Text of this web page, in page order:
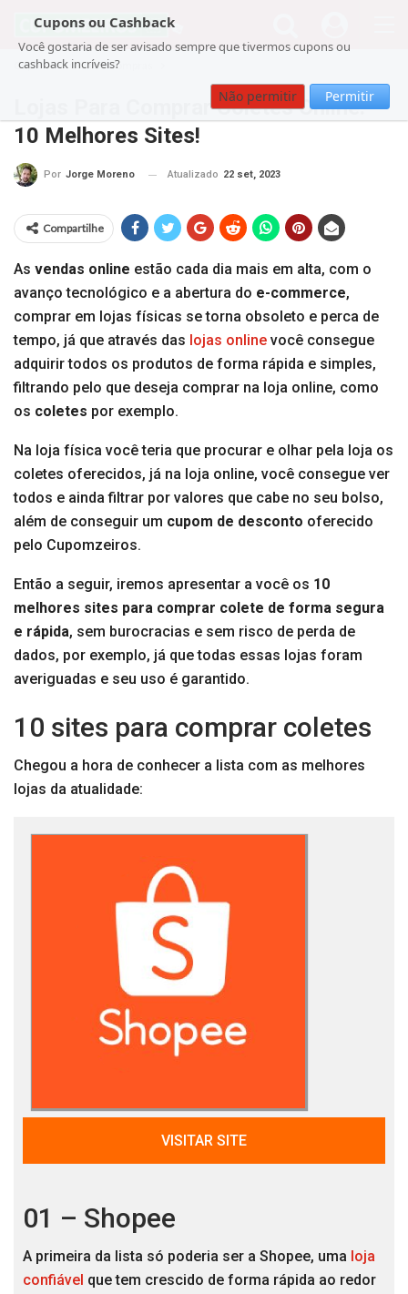
Cupons ou Cashback
Você gostaria de ser avisado sempre que tivermos cupons ou
cashback incríveis?
Não permitir Permitir
Cupom Guia de Compras
Lojas Para Comprar Coletes Online:
10 Melhores Sites!
Por Jorge Moreno Atualizado 22 set, 2023
Compartilhe
As vendas online estão cada dia mais em alta, com o
avanço tecnológico e a abertura do e-commerce,
comprar em lojas físicas se torna obsoleto e perca de
tempo, já que através das lojas online você consegue
adquirir todos os produtos de forma rápida e simples,
filtrando pelo que deseja comprar na loja online, como
os coletes por exemplo.
Na loja física você teria que procurar e olhar pela loja os
coletes oferecidos, já na loja online, você consegue ver
todos e ainda filtrar por valores que cabe no seu bolso,
além de conseguir um cupom de desconto oferecido
pelo Cupomzeiros.
Então a seguir, iremos apresentar a você os 10
melhores sites para comprar colete de forma segura
e rápida, sem burocracias e sem risco de perda de
dados, por exemplo, já que todas essas lojas foram
averiguadas e seu uso é garantido.
10 sites para comprar coletes
Chegou a hora de conhecer a lista com as melhores
lojas da atualidade:
VISITAR SITE
01 – Shopee
A primeira da lista só poderia ser a Shopee, uma loja
confiável que tem crescido de forma rápida ao redor